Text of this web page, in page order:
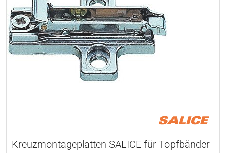
Kreuzmontageplatten SALICE für Topfbänder